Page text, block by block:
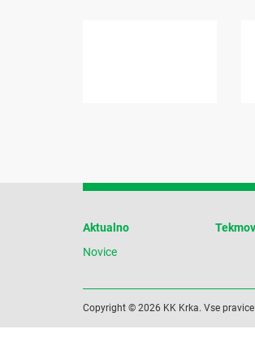
Aktualno
Novice
Copyright © 2026 KK Krka. Vse